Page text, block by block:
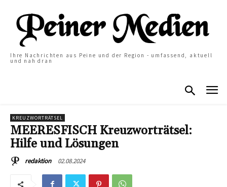
Ihre Nachrichten aus Peine und der Region - umfassend, aktuell
und nah dran
KREUZWORTRÄTSEL
MEERESFISCH Kreuzworträtsel:
Hilfe und Lösungen
redaktion 02.08.2024